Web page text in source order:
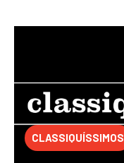
CLASSIQUÍSSIMOS